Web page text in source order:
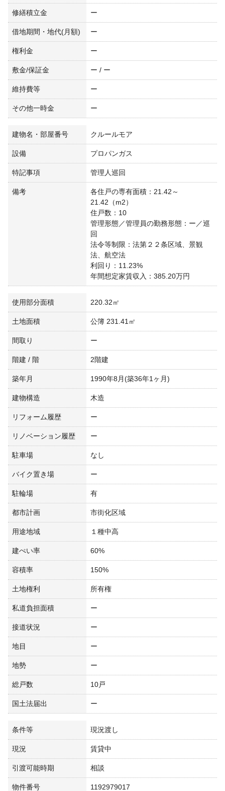
修繕積立金 ー
借地期間・地代(月額) ー
権利金 ー
敷金/保証金 ー / ー
維持費等 ー
その他一時金 ー
建物名・部屋番号 クルールモア
設備 プロパンガス
特記事項 管理人巡回
備考
各住戸の専有面積：21.42～
21.42（m2）
住戸数：10
管理形態／管理員の勤務形態：ー／巡
回
法令等制限：法第２２条区域、景観
法、航空法
利回り：11.23%
年間想定家賃収入：385.20万円
使用部分面積 220.32㎡
土地面積 公簿 231.41㎡
間取り ー
階建 / 階 2階建
築年月 1990年8月(築36年1ヶ月)
建物構造 木造
リフォーム履歴 ー
リノベーション履歴 ー
駐車場 なし
バイク置き場 ー
駐輪場 有
都市計画 市街化区域
用途地域 １種中高
建ぺい率 60%
容積率 150%
土地権利 所有権
私道負担面積 ー
接道状況 ー
地目 ー
地勢 ー
総戸数 10戸
国土法届出 ー
条件等 現況渡し
現況 賃貸中
引渡可能時期 相談
物件番号 1192979017